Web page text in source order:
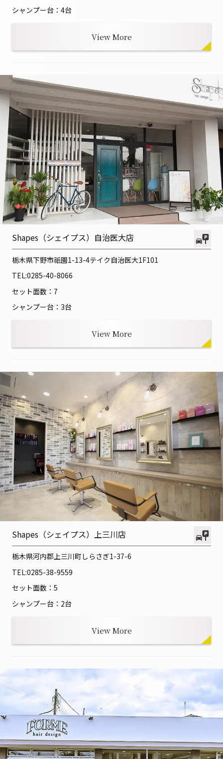
シャンプー台：4台
View More
Shapes（シェイプス）自治医大店
栃木県下野市祇園1-13-4テイク自治医大1F101
TEL:0285-40-8066
セット面数：7
シャンプー台：3台
View More
Shapes（シェイプス）上三川店
栃木県河内郡上三川町しらさぎ1-37-6
TEL:0285-38-9559
セット面数：5
シャンプー台：2台
View More